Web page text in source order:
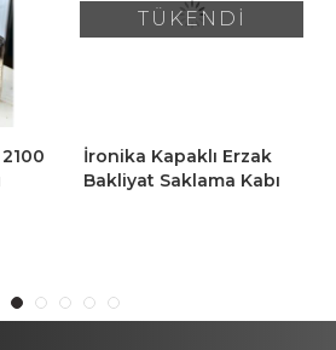
TÜKENDİ
İronika Kapaklı Erzak
Bakliyat Saklama Kabı